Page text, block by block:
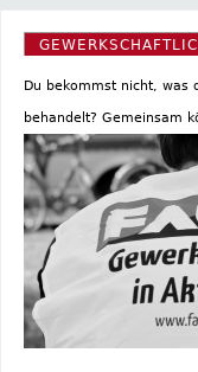
Du bekommst nicht,
behandelt? Gemeinsam